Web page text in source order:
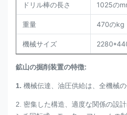
ドリル棒の長さ 1025の
重量 470のkg
機械サイズ
鉱山の掘削装置の特徴:
1. 機械伝達、油圧供給は、全機械
2. 密集した構造、適度な関係の設